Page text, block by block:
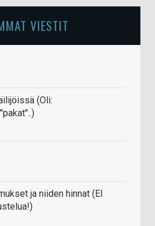
VIESTIT
(Oli:
ja niiden hinnat (EI